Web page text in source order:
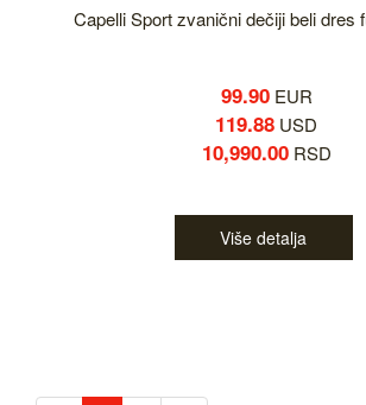
Capelli Sport zvanični dečiji beli dres
99.90EUR
119.88 USD
10,990.00RSD
Više detalja